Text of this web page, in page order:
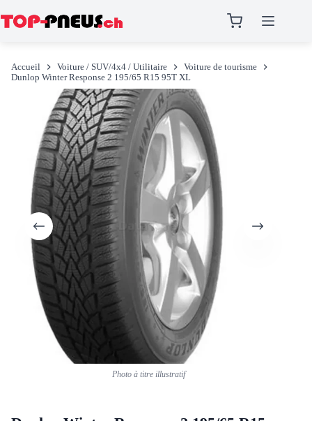
contenu
Accueil Voiture / SUV/4x4 / Utilitaire
Voiture de tourisme
Dunlop Winter Response 2 195/65 R15 95T XL
Photo à titre illustratif